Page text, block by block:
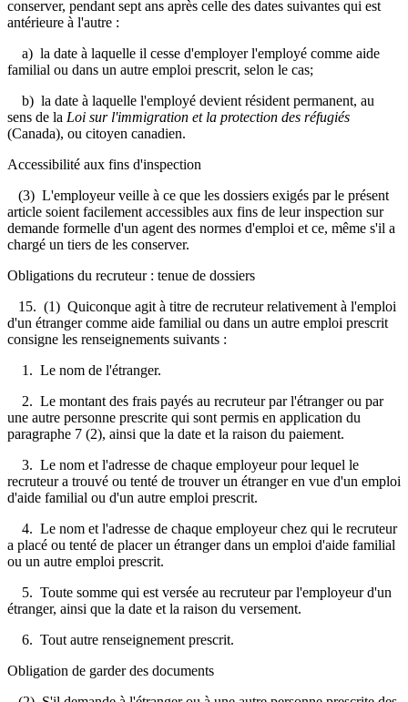
conserver, pendant sept ans après celle des dates suivantes qui est
antérieure à l'autre :
a) la date à laquelle il cesse d'employer l'employé comme aide
familial ou dans un autre emploi prescrit, selon le cas;
b) la date à laquelle l'employé devient résident permanent, au
sens de la Loi sur l'immigration et la protection des réfugiés
(Canada), ou citoyen canadien.
Accessibilité aux fins d'inspection
(3) L'employeur veille à ce que les dossiers exigés par le présent
article soient facilement accessibles aux fins de leur inspection sur
demande formelle d'un agent des normes d'emploi et ce, même s'il a
chargé un tiers de les conserver.
Obligations du recruteur : tenue de dossiers
15. (1) Quiconque agit à titre de recruteur relativement à l'emploi
d'un étranger comme aide familial ou dans un autre emploi prescrit
consigne les renseignements suivants :
1. Le nom de l'étranger.
2. Le montant des frais payés au recruteur par l'étranger ou par
une autre personne prescrite qui sont permis en application du
paragraphe 7 (2), ainsi que la date et la raison du paiement.
3. Le nom et l'adresse de chaque employeur pour lequel le
recruteur a trouvé ou tenté de trouver un étranger en vue d'un emploi
d'aide familial ou d'un autre emploi prescrit.
4. Le nom et l'adresse de chaque employeur chez qui le recruteur
a placé ou tenté de placer un étranger dans un emploi d'aide familial
ou un autre emploi prescrit.
5. Toute somme qui est versée au recruteur par l'employeur d'un
étranger, ainsi que la date et la raison du versement.
6. Tout autre renseignement prescrit.
Obligation de garder des documents